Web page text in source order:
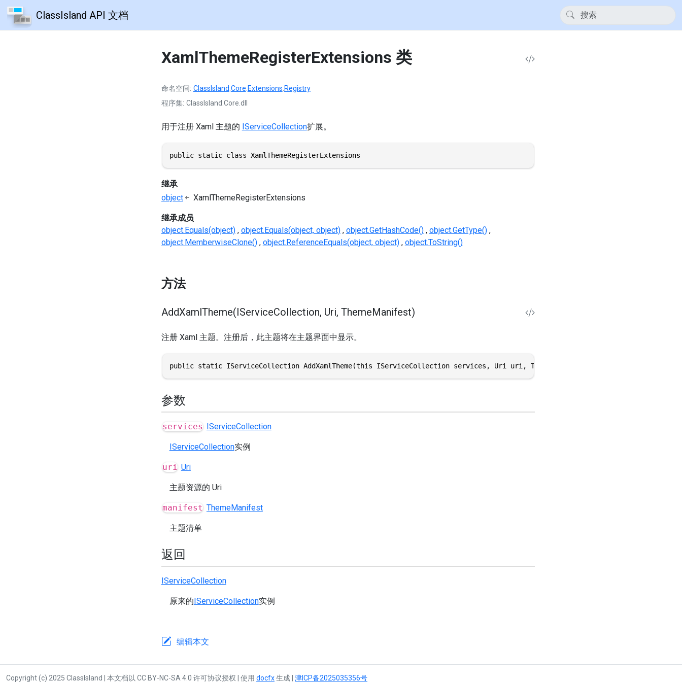
ClassIsland API 文档
XamlThemeRegisterExtensions 类
命名空间 ClassIsland Core Extensions Registry
程序集 ClassIsland.Core.dll
用于注册 Xaml 主题的 IServiceCollection扩展。
public static class XamlThemeRegisterExtensions
继承
object
XamlThemeRegisterExtensions
继承成员
object.Equals(object) object.Equals(object, object) object.GetHashCode() object.GetType()
object.MemberwiseClone() object.ReferenceEquals(object, object) object.ToString()
方法
AddXamlTheme(IServiceCollection, Uri, ThemeManifest)
注册 Xaml 主题。注册后，此主题将在主题界面中显示。
public static IServiceCollection AddXamlTheme(this IServiceCollection services, Uri uri, ThemeManifest manifest)
参数
services IServiceCollection
IServiceCollection实例
uri Uri
主题资源的 Uri
manifest ThemeManifest
主题清单
返回
IServiceCollection
原来的IServiceCollection实例
编辑本文
Copyright (c) 2025 ClassIsland | 本文档以 CC BY-NC-SA 4.0 许可协议授权 | 使用 docfx生成 | 津ICP备2025035356号